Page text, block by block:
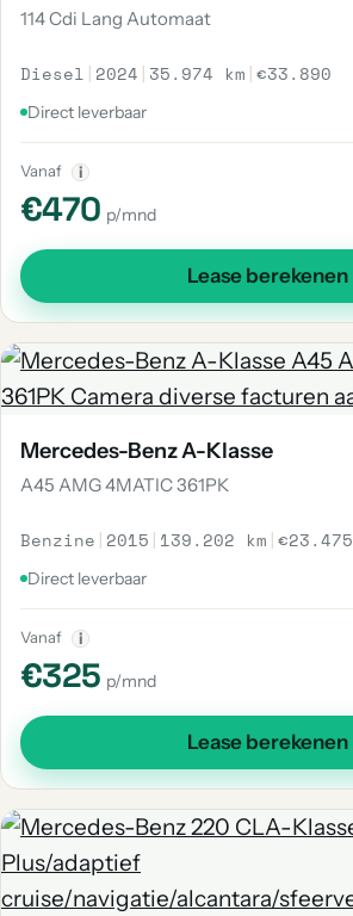
114 Cdi Lang Automaat
Diesel | 2024 | 35.974 km |€33.890
Direct leverbaar
Vanaf i
€470 p/mnd
Lease berekenen
Mercedes-Benz A-Klasse
A45 AMG 4MATIC 361PK
Benzine | 2015 | 139.202 km |€23.475
Direct leverbaar
Vanaf i
€325 p/mnd
Lease berekenen